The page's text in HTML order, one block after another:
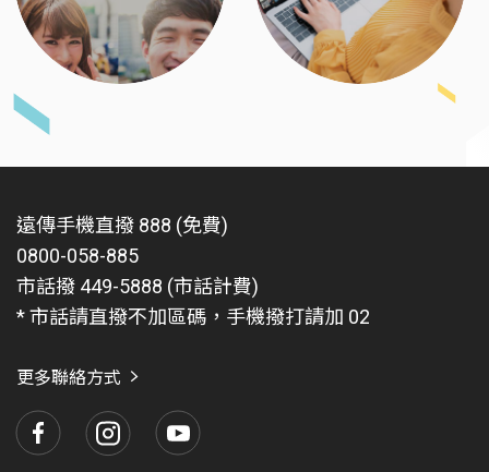
遠傳手機直撥 888 (免費)
0800-058-885
市話撥 449-5888 (市話計費)
* 市話請直撥不加區碼，手機撥打請加 02
更多聯絡方式